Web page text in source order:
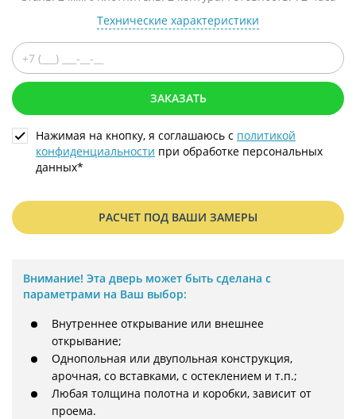
Технические характеристики
ЗАКАЗАТЬ
Нажимая на кнопку, я соглашаюсь с политикой
конфиденциальности при обработке персональных
данных*
РАСЧЕТ ПОД ВАШИ ЗАМЕРЫ
Внимание! Эта дверь может быть сделана с
параметрами на Ваш выбор:
Внутреннее открывание или внешнее
открывание;
Однопольная или двупольная конструкция,
арочная, со вставками, с остеклением и т.п.;
Любая толщина полотна и коробки, зависит от
проема.